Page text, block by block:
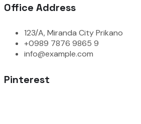
Office Address
123/A, Miranda City Prikano
+0989 7876 9865 9
info@example.com
Pinterest